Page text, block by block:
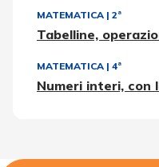
MATEMATICA | 2ª
Tabelline,
MATEMATICA | 4ª
Numeri interi, con